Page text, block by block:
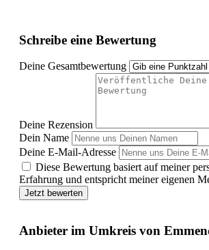
Schreibe eine Bewertung
Deine Gesamtbewertung
Deine Rezension
Dein Name
Deine E-Mail-Adresse
Diese Bewertung basiert auf meiner
Erfahrung und entspricht meiner eigenen
Jetzt bewerten
Anbieter im Umkreis von